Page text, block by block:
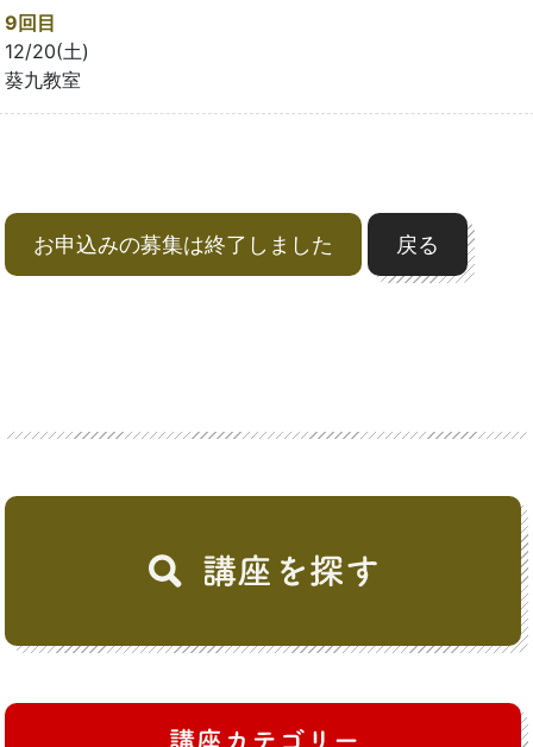
9回目
12/20(土)
葵九教室
お申込みの募集は終了しました 戻る